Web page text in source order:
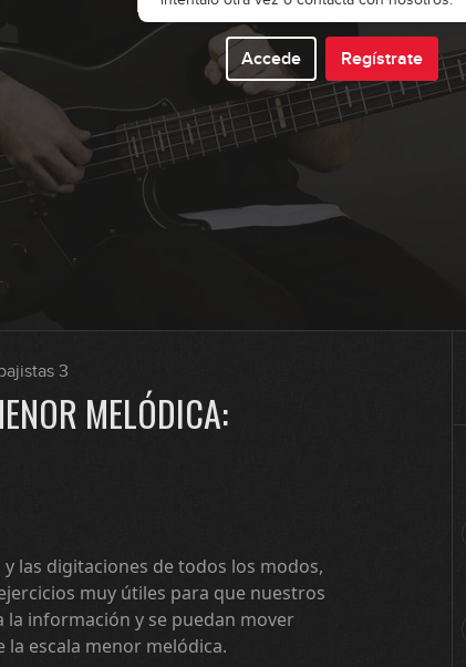
Accede Regístrate
3
MELÓDICA:
las digitaciones de todos los modos,
muy útiles para que nuestros
información y se puedan mover
escala menor melódica.